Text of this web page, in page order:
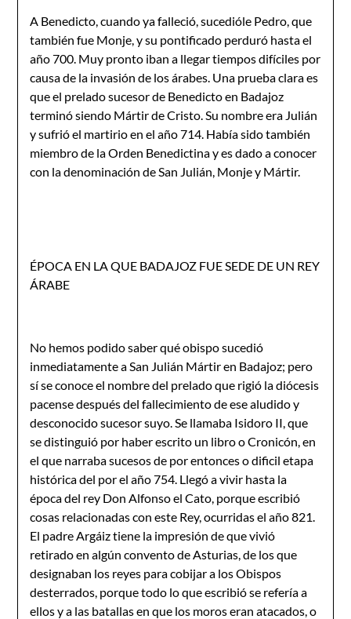
A Benedicto, cuando ya falleció, sucedióle Pedro, que
también fue Monje, y su ponti­ficado perduró hasta el
año 700. Muy pronto iban a llegar tiempos difíciles por
causa de la invasión de los árabes. Una prueba clara es
que el prelado sucesor de Benedicto en Badajoz
terminó siendo Mártir de Cristo. Su nombre era Julián
y sufrió el martirio en el año 714. Había sido también
miembro de la Orden Benedictina y es dado a conocer
con la denominación de San Julián, Monje y Mártir.
ÉPOCA EN LA QUE BADAJOZ FUE SEDE DE UN REY
ÁRABE
No hemos podido saber qué obispo sucedió
inmediatamente a San Julián Mártir en Bada­joz; pero
sí se conoce el nombre del prelado que rigió la diócesis
pacense después del fallecimiento de ese aludido y
desconocido sucesor suyo. Se llamaba Isidoro II, que
se dis­tinguió por haber escrito un libro o Cronicón, en
el que narraba sucesos de por entonces o dificil etapa
histórica del por el año 754. Llegó a vivir hasta la
época del rey Don Alfonso el Cato, porque escribió
cosas relacionadas con este Rey, ocurridas el año 821.
El padre Argáiz tiene la impresión de que vivió
retirado en algún convento de Asturias, de los que
designaban los reyes para cobijar a los Obispos
desterrados, porque todo lo que escribió se refería a
ellos y a las batallas en que los moros eran atacados, o